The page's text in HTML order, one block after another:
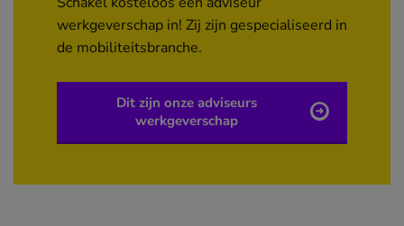
werkgeverschap in! Zij zijn gespecialiseerd in
de mobiliteitsbranche.
Dit zijn onze adviseurs
werkgeverschap